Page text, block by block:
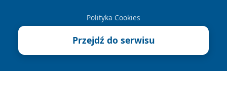
Polityka Cookies
Przejdź do serwisu